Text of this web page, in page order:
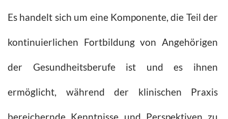
Es handelt sich um eine Komponente, die Teil der
kontinuierlichen Fortbildung von Angehörigen
der Gesundheitsberufe ist und es ihnen
ermöglicht, während der klinischen Praxis
bereichernde Kenntnisse und Perspektiven zu